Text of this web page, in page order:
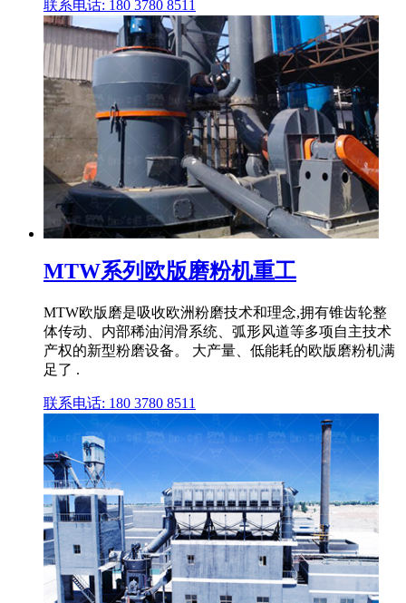
联系电话: 180 3780 8511
MTW系列欧版磨粉机重工
MTW欧版磨是吸收欧洲粉磨技术和理念,拥有锥齿轮整
体传动、内部稀油润滑系统、弧形风道等多项自主技术
产权的新型粉磨设备。 大产量、低能耗的欧版磨粉机满
足了 .
联系电话: 180 3780 8511